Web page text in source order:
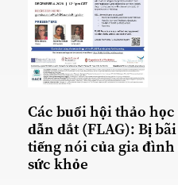
Các buổi hội thảo
dẫn dắt (FLAG): Bị
tiếng nói của gia
sức khỏe